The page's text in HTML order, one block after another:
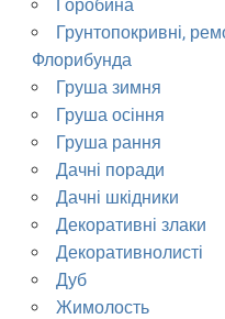
Горобина
Грунтопокривні,
Флорибунда
Груша зимня
Груша осіння
Груша рання
Дачні поради
Дачні шкідники
Декоративні злаки
Декоративнолисті
Дуб
Жимолость